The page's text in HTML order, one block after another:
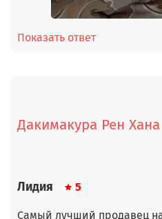
Показать ответ
Дакимакура Рен
Лидия 5
Самый лучший продавец